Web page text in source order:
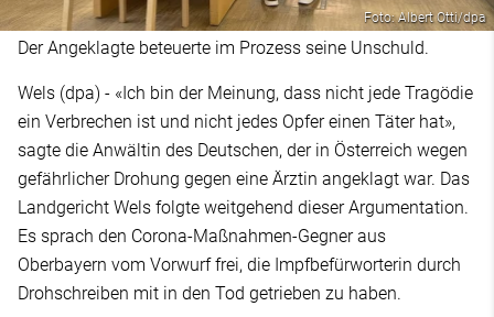
Foto: Albert Otti/dpa
Der Angeklagte beteuerte im Prozess seine Unschuld.
Wels (dpa) - «Ich bin der Meinung, dass nicht jede Tragödie
ein Verbrechen ist und nicht jedes Opfer einen Täter hat»,
sagte die Anwältin des Deutschen, der in Österreich wegen
gefährlicher Drohung gegen eine Ärztin angeklagt war. Das
Landgericht Wels folgte weitgehend dieser Argumentation.
Es sprach den Corona-Maßnahmen-Gegner aus
Oberbayern vom Vorwurf frei, die Impfbefürworterin durch
Drohschreiben mit in den Tod getrieben zu haben.